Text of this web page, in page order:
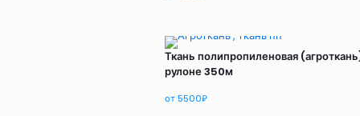
Ткань полипропиленовая
рулоне 350м
от5500₽